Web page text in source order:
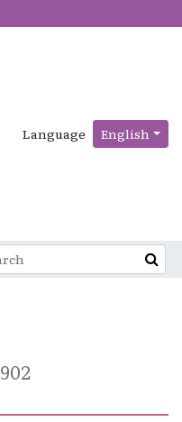
Language English